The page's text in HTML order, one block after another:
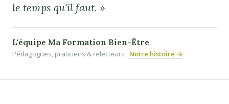
le temps qu'il faut. »
L'équipe Ma Formation Bien-Être
Pédagogues, praticiens & relecteurs · Notre histoire →